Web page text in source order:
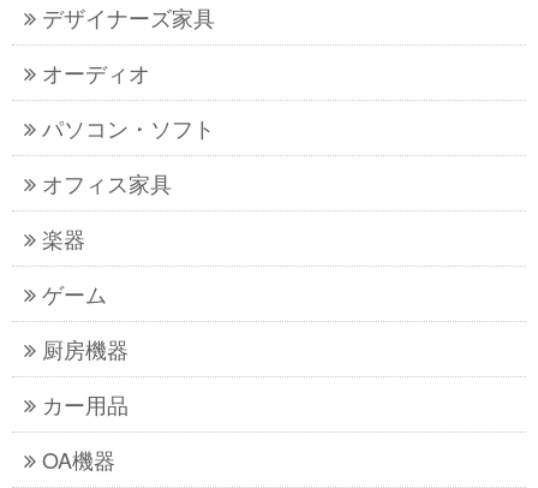
デザイナーズ家具
オーディオ
パソコン・ソフト
オフィス家具
楽器
ゲーム
厨房機器
カー用品
OA機器